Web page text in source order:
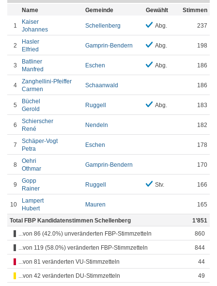
Name Gemeinde Gewählt Stimmen
1
Kaiser
Johannes
Schellenberg Abg. 237
2
Hasler
Elfried
Gamprin-Bendern Abg. 198
3
Batliner
Manfred
Eschen Abg. 186
4
Zanghellini-Pfeiffer
Carmen
Schaanwald 186
5
Büchel
Gerold
Ruggell Abg. 183
6
Schierscher
René
Nendeln 182
7
Schäper-Vogt
Petra
Eschen 178
8
Oehri
Othmar
Gamprin-Bendern 170
9
Gopp
Rainer
Ruggell Stv. 166
10
Lampert
Hubert
Mauren 165
Total FBP Kandidatenstimmen Schellenberg
1’851
...von 86 (42.0%) unveränderten FBP-Stimmzetteln
860
...von 119 (58.0%) veränderten FBP-Stimmzetteln 844
...von 81 veränderten VU-Stimmzetteln 44
...von 42 veränderten DU-Stimmzetteln 49